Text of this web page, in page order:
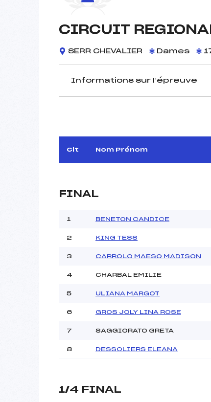
CIRCUIT
SERR CHEVALIER Dames
Informations sur l’épreuve
Arbitre :
Assistant :
Nombre de portes :
Traceur :
Pénalité appliquée :
Clt Nom Prénom
FINAL
1 BENETON CANDICE
2 KING TESS
3 CARROLO MAESO MADISON
4 CHARBAL EMILIE
5 ULIANA MARGOT
6 GROS JOLY LINA ROSE
7 SAGGIORATO GRETA
8 DESSOLIERS ELEANA
1/4 FINAL